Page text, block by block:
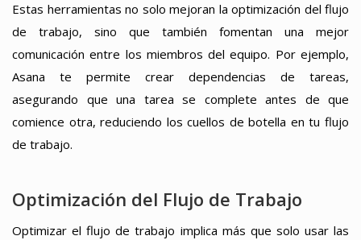
Estas herramientas no solo mejoran la optimización del flujo
de trabajo, sino que también fomentan una mejor
comunicación entre los miembros del equipo. Por ejemplo,
Asana te permite crear dependencias de tareas,
asegurando que una tarea se complete antes de que
comience otra, reduciendo los cuellos de botella en tu flujo
de trabajo.
Optimización del Flujo de Trabajo
Optimizar el flujo de trabajo implica más que solo usar las